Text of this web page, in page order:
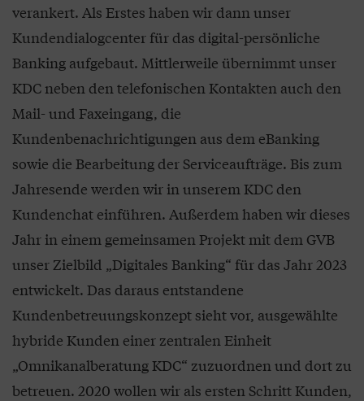
verankert. Als Erstes haben wir dann unser
Kundendialogcenter für das digital-persönliche
Banking aufgebaut. Mittlerweile übernimmt unser
KDC neben den telefonischen Kontakten auch den
Mail- und Faxeingang, die
Kundenbenachrichtigungen aus dem eBanking
sowie die Bearbeitung der Serviceaufträge. Bis zum
Jahresende werden wir in unserem KDC den
Kundenchat einführen. Außerdem haben wir dieses
Jahr in einem gemeinsamen Projekt mit dem GVB
unser Zielbild „Digitales Banking“ für das Jahr 2023
entwickelt. Das daraus entstandene
Kundenbetreuungskonzept sieht vor, ausgewählte
hybride Kunden einer zentralen Einheit
„Omnikanalberatung KDC“ zuzuordnen und dort zu
betreuen. 2020 wollen wir als ersten Schritt Kunden,